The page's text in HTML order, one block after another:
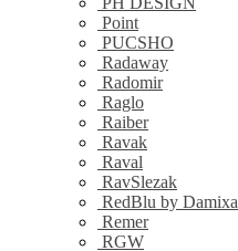
Point
PUCSHO
Radaway
Radomir
Raglo
Raiber
Ravak
Raval
RavSlezak
RedBlu by Damixa
Remer
RGW